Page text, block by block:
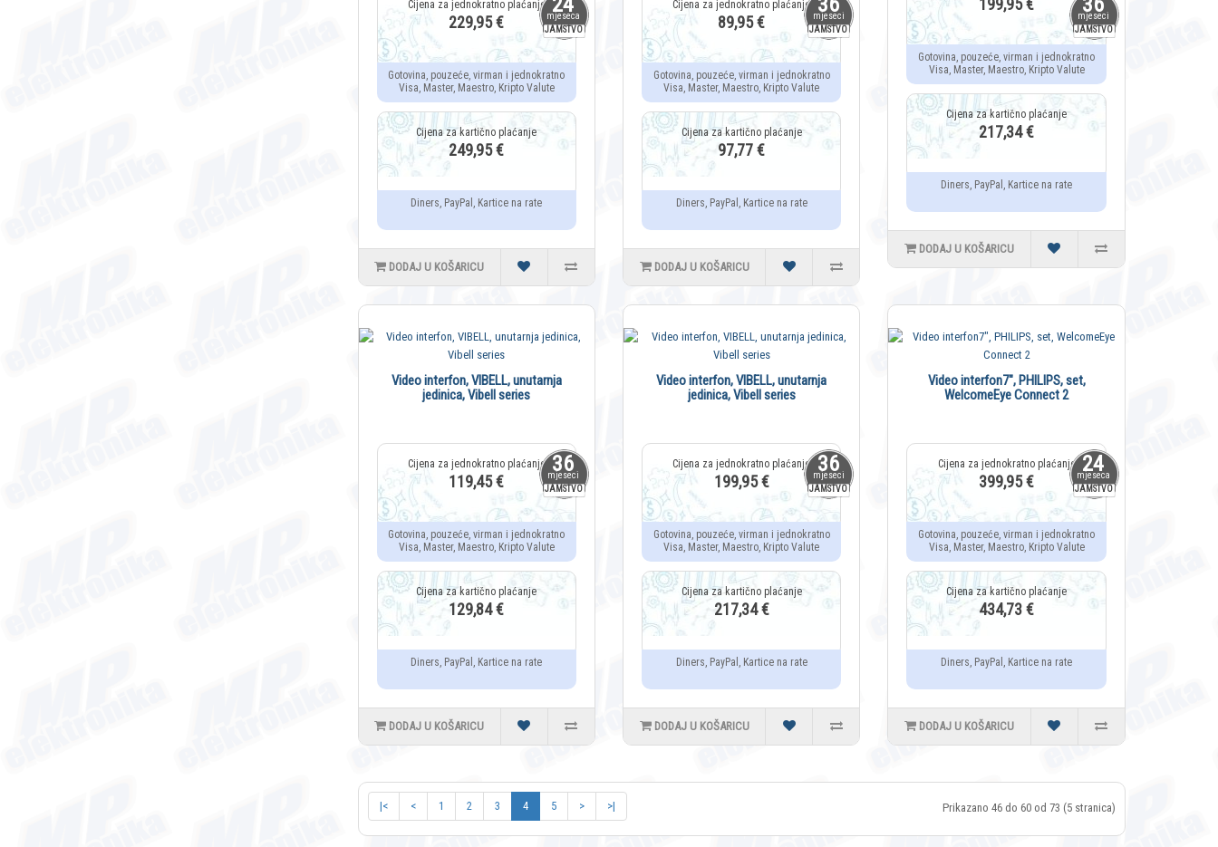
mjeseca
JAMSTVO
229,95 €
Gotovina, pouzeće, virman i jednokratno
Visa, Master, Maestro, Kripto Valute
249,95 €
Diners, PayPal, Kartice na rate
DODAJ U KOŠARICU
mjeseci
JAMSTVO
89,95 €
Gotovina, pouzeće, virman i jednokratno
Visa, Master, Maestro, Kripto Valute
97,77 €
Diners, PayPal, Kartice na rate
DODAJ U KOŠARICU
mjeseci
JAMSTVO
199,95 €
Gotovina, pouzeće, virman i jednokratno
Visa, Master, Maestro, Kripto Valute
217,34 €
Diners, PayPal, Kartice na rate
DODAJ U KOŠARICU
36
mjeseci
JAMSTVO
Video interfon, VIBELL, unutarnja
jedinica, Vibell series
119,45 €
Gotovina, pouzeće, virman i jednokratno
Visa, Master, Maestro, Kripto Valute
129,84 €
Diners, PayPal, Kartice na rate
DODAJ U KOŠARICU
36
mjeseci
JAMSTVO
Video interfon, VIBELL, unutarnja
jedinica, Vibell series
199,95 €
Gotovina, pouzeće, virman i jednokratno
Visa, Master, Maestro, Kripto Valute
217,34 €
Diners, PayPal, Kartice na rate
DODAJ U KOŠARICU
24
mjeseca
JAMSTVO
Video interfon7", PHILIPS, set,
WelcomeEye Connect 2
399,95 €
Gotovina, pouzeće, virman i jednokratno
Visa, Master, Maestro, Kripto Valute
434,73 €
Diners, PayPal, Kartice na rate
DODAJ U KOŠARICU
|< < 1 2 3 4 5 > >| Prikazano 46 do 60 od 73 (5 stranica)